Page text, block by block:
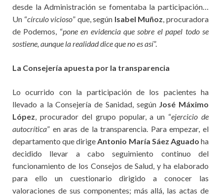
desde la Administración se fomentaba la participación…
Un “círculo vicioso” que, según Isabel Muñoz, procuradora
de Podemos, “pone en evidencia que sobre el papel todo se
sostiene, aunque la realidad dice que no es así”.
La Consejería apuesta por la transparencia
Lo ocurrido con la participación de los pacientes ha
llevado a la Consejería de Sanidad, según José Máximo
López, procurador del grupo popular, a un “ejercicio de
autocrítica” en aras de la transparencia. Para empezar, el
departamento que dirigeAntonio María Sáez Aguado ha
decidido llevar a cabo seguimiento continuo del
funcionamiento de los Consejos de Salud, y ha elaborado
para ello un cuestionario dirigido a conocer las
valoraciones de sus componentes; más allá, las actas de